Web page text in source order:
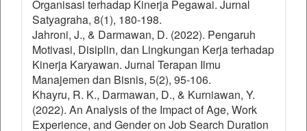
Organisasi terhadap Kinerja Pegawai. Jurnal
Satyagraha, 8(1), 180-198.
Jahroni, J., & Darmawan, D. (2022). Pengaruh
Motivasi, Disiplin, dan Lingkungan Kerja terhadap
Kinerja Karyawan. Jurnal Terapan Ilmu
Manajemen dan Bisnis, 5(2), 95-106.
Khayru, R. K., Darmawan, D., & Kurniawan, Y.
(2022). An Analysis of the Impact of Age, Work
Experience, and Gender on Job Search Duration